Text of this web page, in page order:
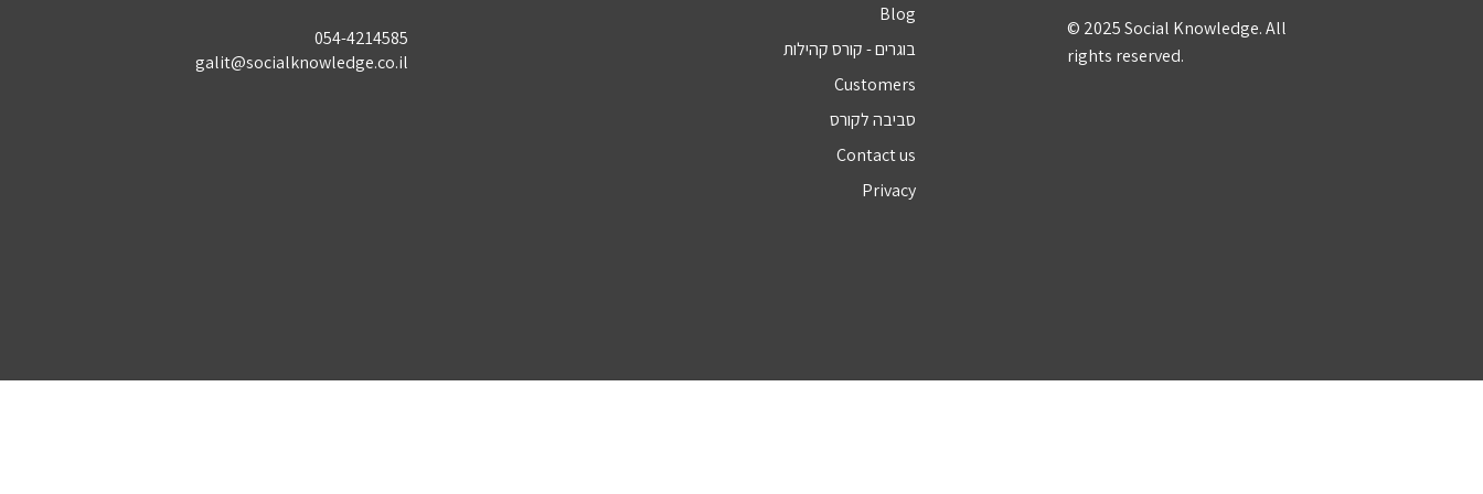
054-4214585
galit@socialknowledge.co.il
Blog
בוגרים - קורס קהילות
Customers
סביבה לקורס
Contact us
Privacy
© 2025 Social Knowledge. All
rights reserved.